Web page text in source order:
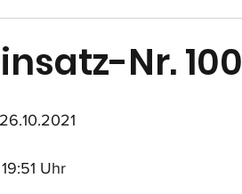
Nr. 100
Uhr